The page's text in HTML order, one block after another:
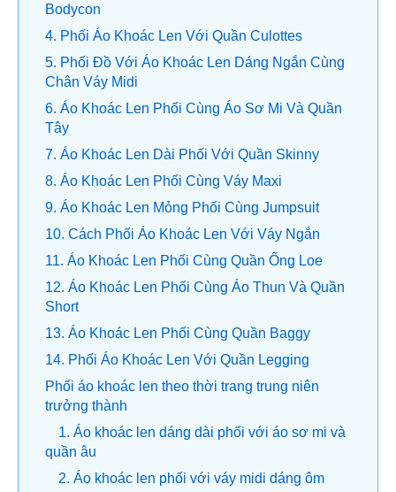
Bodycon
4. Phối Áo Khoác Len Với Quần Culottes
5. Phối Đồ Với Áo Khoác Len Dáng Ngắn Cùng
Chân Váy Midi
6. Áo Khoác Len Phối Cùng Áo Sơ Mi Và Quần
Tây
7. Áo Khoác Len Dài Phối Với Quần Skinny
8. Áo Khoác Len Phối Cùng Váy Maxi
9. Áo Khoác Len Mỏng Phối Cùng Jumpsuit
10. Cách Phối Áo Khoác Len Với Váy Ngắn
11. Áo Khoác Len Phối Cùng Quần Ống Loe
12. Áo Khoác Len Phối Cùng Áo Thun Và Quần
Short
13. Áo Khoác Len Phối Cùng Quần Baggy
14. Phối Áo Khoác Len Với Quần Legging
Phối áo khoác len theo thời trang trung niên
trưởng thành
1. Áo khoác len dáng dài phối với áo sơ mi và
quần âu
2. Áo khoác len phối với váy midi dáng ôm